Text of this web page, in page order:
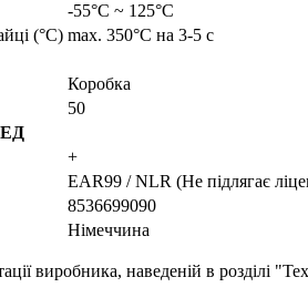
-55°C ~ 125°C
(°C) max. 350°C на 3-5 с
Коробка
50
+
EAR99 / NLR (Не підлягає
8536699090
Німеччина
виробника, наведеній в розділі